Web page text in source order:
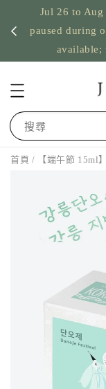
Jul 26 to Aug
paused during
available;
搜尋
首頁 / 【端午節 15ml